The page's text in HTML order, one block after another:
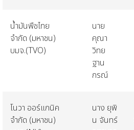
น้ำมันพืชไทย
จำกัด (มหาชน)
บมจ.(TVO)
นาย
คุณา
วิทย
ฐาน
กรณ์
โนวา ออร์แกนิค
จำกัด (มหาชน)
นาง ยุพิ
น จันทร์